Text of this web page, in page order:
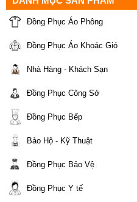
Đồng Phục Áo Phông
Đồng Phục Áo Khoác Gió
Nhà Hàng - Khách Sạn
Đồng Phục Công Sở
Đồng Phục Bếp
Bảo Hộ - Kỹ Thuật
Đồng Phục Bảo Vệ
Đồng Phục Y tế